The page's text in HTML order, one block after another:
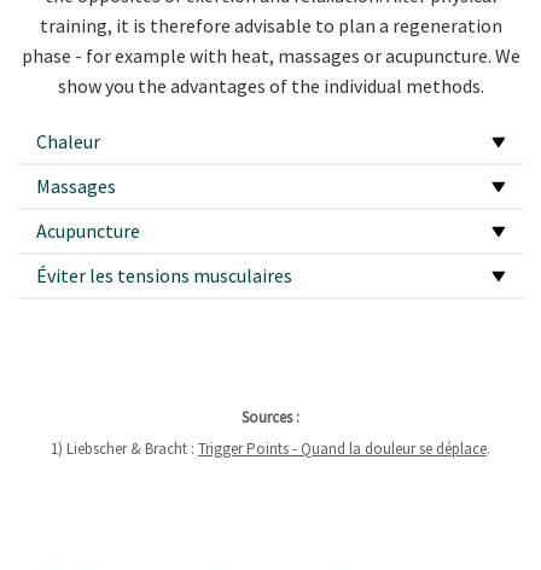
training, it is therefore advisable to plan a regeneration
phase - for example with heat, massages or acupuncture. We
show you the advantages of the individual methods.
Chaleur
Massages
Acupuncture
Éviter les tensions musculaires
Sources :
1) Liebscher & Bracht : Trigger Points - Quand la douleur se déplace.